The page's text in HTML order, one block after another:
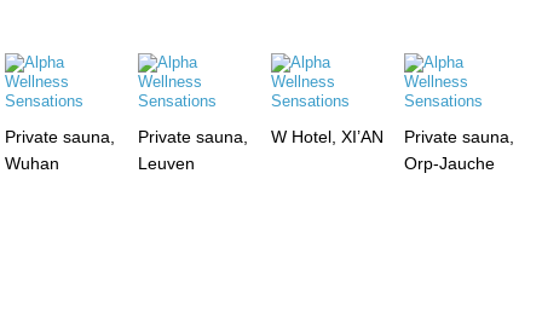
Private sauna,
Wuhan
Private sauna,
Leuven
W Hotel, XI’AN
Private sauna,
Orp-Jauche